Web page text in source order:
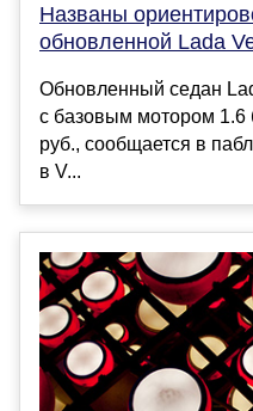
Названы
обновленной Lada
Обновленный седан
с базовым мотором 1.6
руб., сообщается в
в V...